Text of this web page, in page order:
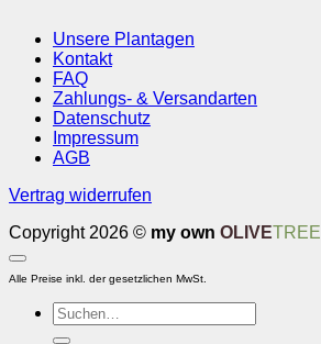
Unsere Plantagen
Kontakt
FAQ
Zahlungs- & Versandarten
Datenschutz
Impressum
AGB
Vertrag widerrufen
Copyright 2026 © my own OLIVETREE
Alle Preise inkl. der gesetzlichen MwSt.
Suchen
nach: